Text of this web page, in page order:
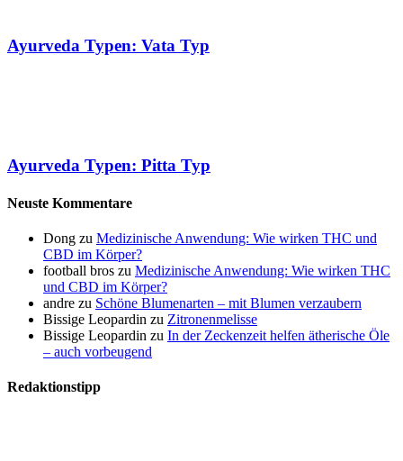
Ayurveda Typen: Vata Typ
Ayurveda Typen: Pitta Typ
Neuste Kommentare
Dong zu Medizinische Anwendung: Wie wirken THC und
CBD im Körper?
football bros zu Medizinische Anwendung: Wie wirken THC
und CBD im Körper?
andre zu Schöne Blumenarten – mit Blumen verzaubern
Bissige Leopardin zu Zitronenmelisse
Bissige Leopardin zu In der Zeckenzeit helfen ätherische Öle
– auch vorbeugend
Redaktionstipp